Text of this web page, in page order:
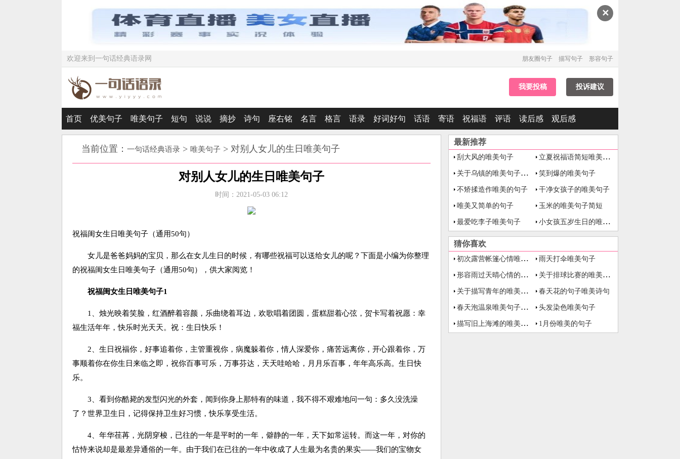
✕
欢迎来到一句话经典语录网 形容句子
描写句子
朋友圈句子
我要投稿 投诉建议
首页 优美句子 唯美句子 短句 说说 摘抄 诗句 座右铭 名言 格言 语录 好词好句 话语 寄语 祝福语 评语 读后感 观后感
当前位置： 一句话经典语录 > 唯美句子 > 对别人女儿的生日唯美句子
对别人女儿的生日唯美句子
时间：2021-05-03 06:12
祝福闺女生日唯美句子（通用50句）
女儿是爸爸妈妈的宝贝，那么在女儿生日的时候，有哪些祝福可以送给女儿的呢？下面是小编为你整理
的祝福闺女生日唯美句子（通用50句），供大家阅览！
祝福闺女生日唯美句子1
1、烛光映着笑脸，红酒醉着容颜，乐曲绕着耳边，欢歌唱着团圆，蛋糕甜着心弦，贺卡写着祝愿：幸
福生活年年，快乐时光天天。祝：生日快乐！
2、生日祝福你，好事追着你，主管重视你，病魔躲着你，情人深爱你，痛苦远离你，开心跟着你，万
事顺着你在你生日来临之即，祝你百事可乐，万事芬达，天天哇哈哈，月月乐百事，年年高乐高。生日快
乐。
3、看到你酷毙的发型闪光的外套，闻到你身上那特有的味道，我不得不艰难地问一句：多久没洗澡
了？世界卫生日，记得保持卫生好习惯，快乐享受生活。
4、年华荏苒，光阴穿梭，已往的一年是平时的一年，僻静的一年，天下如常运转。而这一年，对你的
怙恃来说却是最差异通俗的一年。由于我们在已往的一年中收成了人生最为名贵的果实——我们的宝物女
最新推荐
刮大风的唯美句子
立夏祝福语简短唯美句子简短
关于乌镇的唯美句子名言名
笑到爆的唯美句子
不矫揉造作唯美的句子 干净女孩子的唯美句子
唯美又简单的句子 玉米的唯美句子简短
最爱吃李子唯美句子 小女孩五岁生日的唯美句子
猜你喜欢
初次露营帐篷心情唯美句子
雨天打伞唯美句子
形容雨过天晴心情的唯美句子
关于排球比赛的唯美句子
关于描写青年的唯美句子
春天花的句子唯美诗句
春天泡温泉唯美句子大全 头发染色唯美句子
描写旧上海滩的唯美的句子 1月份唯美的句子